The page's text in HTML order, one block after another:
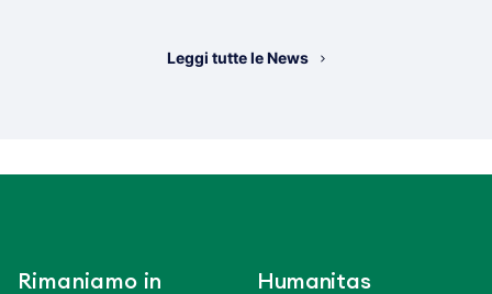
Leggi tutte le News
Rimaniamo in
Humanitas